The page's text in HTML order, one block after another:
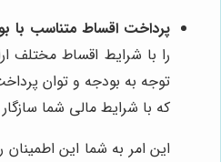
پرداخت اقساط متناسب با
را با شرایط اقساط مختلف
توجه به بودجه و توان
که با شرایط مالی شما
این امر به شما این